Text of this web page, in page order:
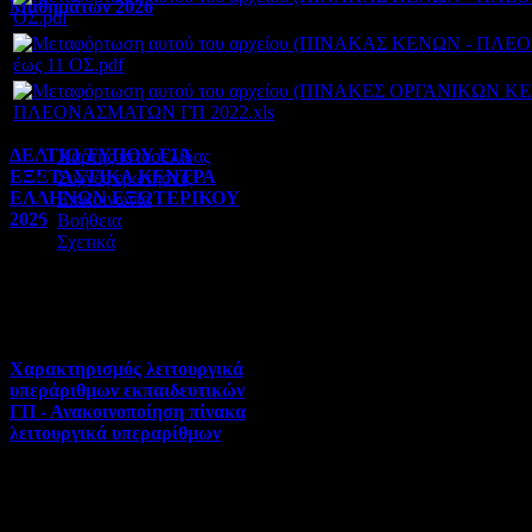
Μαθημάτων 2026
Πανελλήνιες | 03-08-2026 |
Hits:22
ΔΕΛΤΙΟ ΤΥΠΟΥ ΓΙΑ
ΕΞΕΤΑΣΤΙΚΑ ΚΕΝΤΡΑ
ΕΛΛΗΝΩΝ ΕΞΩΤΕΡΙΚΟΥ
2026
Χαρακτηρισμός λειτουργικά
υπεράριθμων εκπαιδευτικών
ΓΠ - Ανακοινοποίηση πίνακα
λειτουργικά υπεραρίθμων
ΟΣ.pdf
έως 11 ΟΣ.pdf
ΠΛΕΟΝΑΣΜΑΤΩΝ ΓΠ 2022.xls
Χάρτης ιστοσελίδας
Συχνές ερωτήσεις
Επικοινωνία
Βοήθεια
Σχετικά